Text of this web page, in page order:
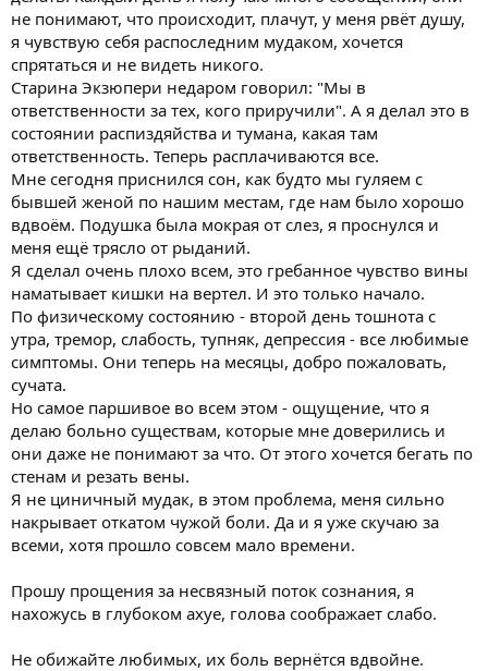
не понимают, что происходит, плачут, у меня рвёт душу,
я чувствую себя распоследним мудаком, хочется
спрятаться и не видеть никого.
Старина Экзюпери недаром говорил: "Мы в
ответственности за тех, кого приручили". А я делал это в
состоянии распиздяйства и тумана, какая там
ответственность. Теперь расплачиваются все.
Мне сегодня приснился сон, как будто мы гуляем с
бывшей женой по нашим местам, где нам было хорошо
вдвоём. Подушка была мокрая от слез, я проснулся и
меня ещё трясло от рыданий.
Я сделал очень плохо всем, это гребанное чувство вины
наматывает кишки на вертел. И это только начало.
По физическому состоянию - второй день тошнота с
утра, тремор, слабость, тупняк, депрессия - все любимые
симптомы. Они теперь на месяцы, добро пожаловать,
сучата.
Но самое паршивое во всем этом - ощущение, что я
делаю больно существам, которые мне доверились и
они даже не понимают за что. От этого хочется бегать по
стенам и резать вены.
Я не циничный мудак, в этом проблема, меня сильно
накрывает откатом чужой боли. Да и я уже скучаю за
всеми, хотя прошло совсем мало времени.
Прошу прощения за несвязный поток сознания, я
нахожусь в глубоком ахуе, голова соображает слабо.
Не обижайте любимых, их боль вернётся вдвойне.